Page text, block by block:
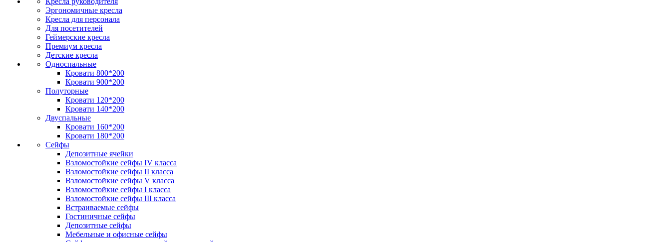
Эргономичные кресла
Кресла для персонала
Для посетителей
Геймерские кресла
Премиум кресла
Детские кресла
Односпальные
Кровати 800*200
Кровати 900*200
Полуторные
Кровати 120*200
Кровати 140*200
Двуспальные
Кровати 160*200
Кровати 180*200
Сейфы
Депозитные ячейки
Взломостойкие сейфы IV класса
Взломостойкие сейфы II класса
Взломостойкие сейфы V класса
Взломостойкие сейфы I класса
Взломостойкие сейфы III класса
Встраиваемые сейфы
Гостиничные сейфы
Депозитные сейфы
Мебельные и офисные сейфы